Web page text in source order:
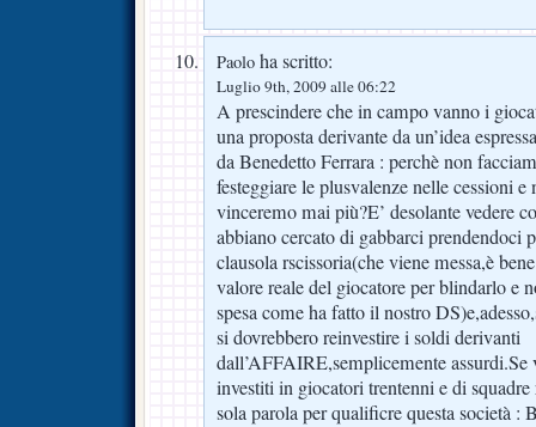
Paolo ha scritto:
Luglio 9th, 2009 alle 06:22
A prescindere che in campo vanno i
una proposta derivante da un’idea
da Benedetto Ferrara : perchè non
festeggiare le plusvalenze nelle cessioni
vinceremo mai più?E’ desolante vedere
abbiano cercato di gabbarci prendendoci
clausola rscissoria(che viene messa,è
valore reale del giocatore per blindarlo e
spesa come ha fatto il nostro
si dovrebbero reinvestire i soldi derivanti
dall’AFFAIRE,semplicemente
investiti in giocatori trentenni e di squadre
sola parola per qualificre questa società